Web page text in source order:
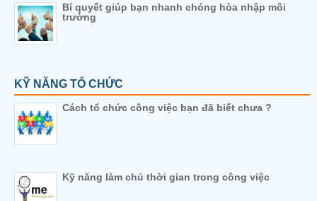
Bí quyết giúp bạn nhanh chóng hòa nhập môi
trường
KỸ NĂNG TỔ CHỨC
Cách tổ chức công việc bạn đã biết chưa ?
Kỹ năng làm chủ thời gian trong công việc